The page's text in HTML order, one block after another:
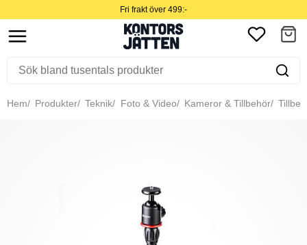
Fri frakt över 499:-
Hem Produkter Teknik Foto & Video Kameror & Tillbehör